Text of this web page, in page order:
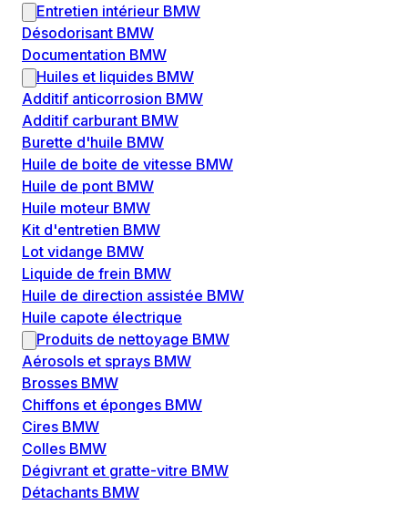
Entretien intérieur BMW
Désodorisant BMW
Documentation BMW
Huiles et liquides BMW
Additif anticorrosion BMW
Additif carburant BMW
Burette d'huile BMW
Huile de boite de vitesse BMW
Huile de pont BMW
Huile moteur BMW
Kit d'entretien BMW
Lot vidange BMW
Liquide de frein BMW
Huile de direction assistée BMW
Huile capote électrique
Produits de nettoyage BMW
Aérosols et sprays BMW
Brosses BMW
Chiffons et éponges BMW
Cires BMW
Colles BMW
Dégivrant et gratte-vitre BMW
Détachants BMW